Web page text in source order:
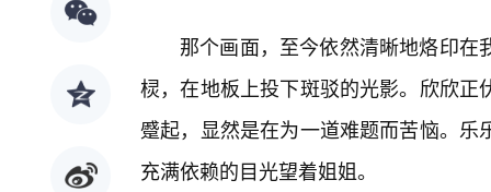
那个画面，至今依然清晰地烙印
棂，在地板上投下斑驳的光影。欣欣
蹙起，显然是在为一道难题而苦恼。
充满依赖的目光望着姐姐。